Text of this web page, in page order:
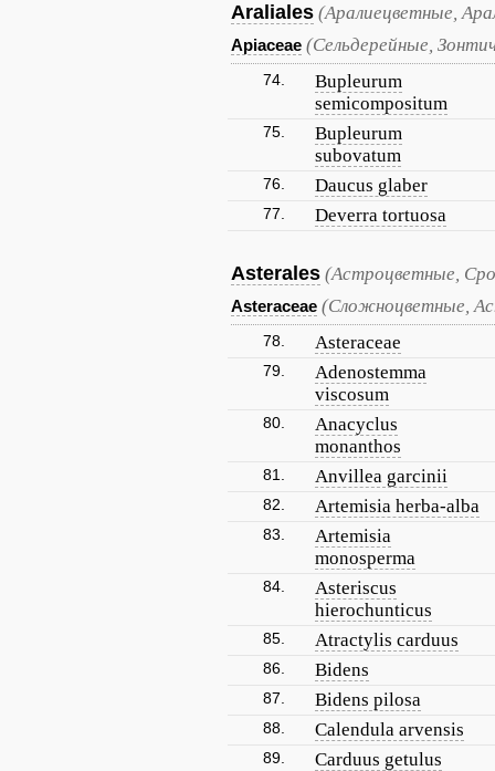
Araliales (Аралиецветные,
Apiaceae (Сельдерейные,
74.
Bupleurum
semicompositum
75.
Bupleurum
subovatum
76. Daucus glaber
77. Deverra tortuosa
Asterales (Астроцветные,
Asteraceae (Сложноцветные,
78. Asteraceae
79.
Adenostemma
viscosum
80.
Anacyclus
monanthos
81. Anvillea garcinii
82. Artemisia herba-alba
83.
Artemisia
monosperma
84.
Asteriscus
hierochunticus
85. Atractylis carduus
86. Bidens
87. Bidens pilosa
88. Calendula arvensis
89. Carduus getulus